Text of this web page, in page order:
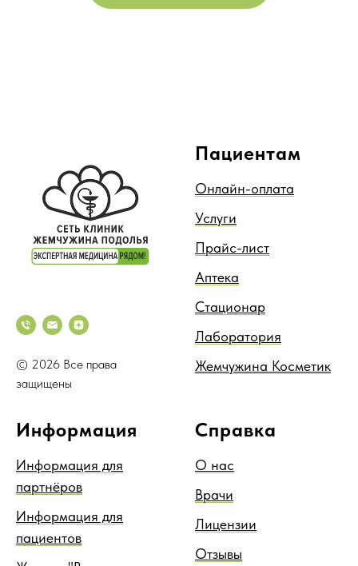
© 2026 Все права
защищены
Пациентам
Онлайн-оплата
Услуги
Прайс-лист
Аптека
Стационар
Лаборатория
Жемчужина Косметик
Информация
Информация для
партнёров
Информация для
пациентов
Справка
О нас
Врачи
Лицензии
Отзывы